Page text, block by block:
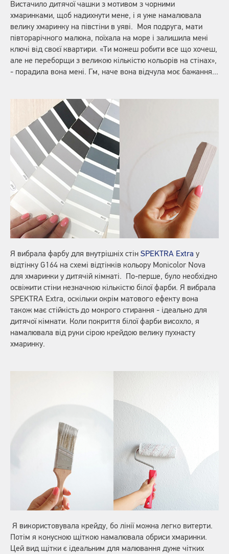
Вистачило дитячої чашки з мотивом з чорними
хмаринками, щоб надихнути мене, і я уже намалювала
велику хмаринку на півстіни в уяві. Моя подруга, мати
півторарічного малюка, поїхала на море і залишила мені
ключі від своєї квартири. «Ти можеш робити все що хочеш,
але не переборщи з великою кількістю кольорів на стінах»,
- порадила вона мені. Гм, наче вона відчула моє бажання...
Я вибрала фарбу для внутрішніх стін SPEKTRA Extra у
відтінку G164 на схемі відтінків кольору Monicolor Nova
для хмаринки у дитячій кімнаті. По-перше, було необхідно
освіжити стіни незначною кількістю білої фарби. Я вибрала
SPEKTRA Extra, оскільки окрім матового ефекту вона
також має стійкість до мокрого стирання - ідеально для
дитячої кімнати. Коли покриття білої фарби висохло, я
намалювала від руки сірою крейдою велику пухнасту
хмаринку.
Я використовувала крейду, бо лінії можна легко витерти.
Потім я конусною щіткою намалювала обриси хмаринки.
Цей вид щітки є ідеальним для малювання дуже чітких